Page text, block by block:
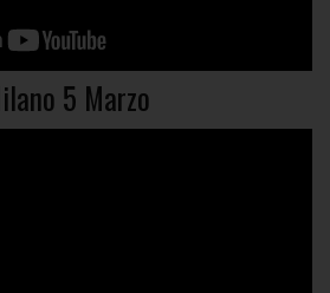
5 Marzo